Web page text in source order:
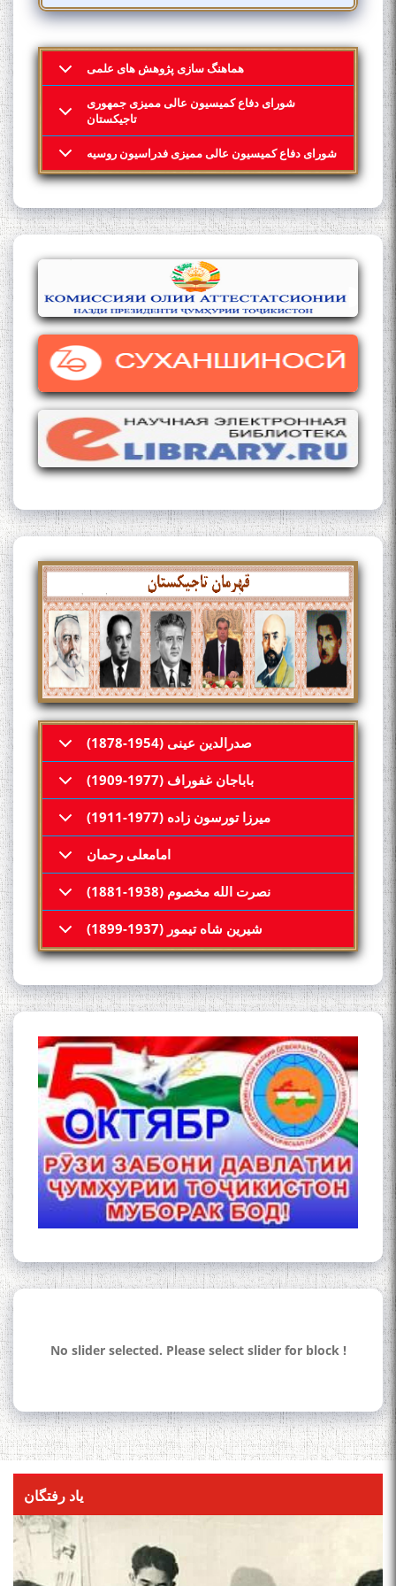
هماهنگ سازی پژوهش های علمی
شورای دفاع کمیسیون عالی ممیزی جمهوری
تاجیکستان
شورای دفاع کمیسیون عالی ممیزی فدراسیون روسیه
صدرالدین عینی (1954-1878)
باباجان غفوراف (1977-1909)
میرزا تورسون زاده (1977-1911)
امامعلی رحمان
نصرت الله مخصوم (1938-1881)
شیرین شاه تیمور (1937-1899)
No slider selected. Please select slider for block !
یاد رفتگان